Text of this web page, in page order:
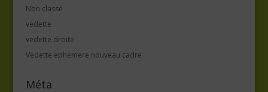
Non classé
vedette
vedette droite
Vedette ephemere nouveau cadre
Méta